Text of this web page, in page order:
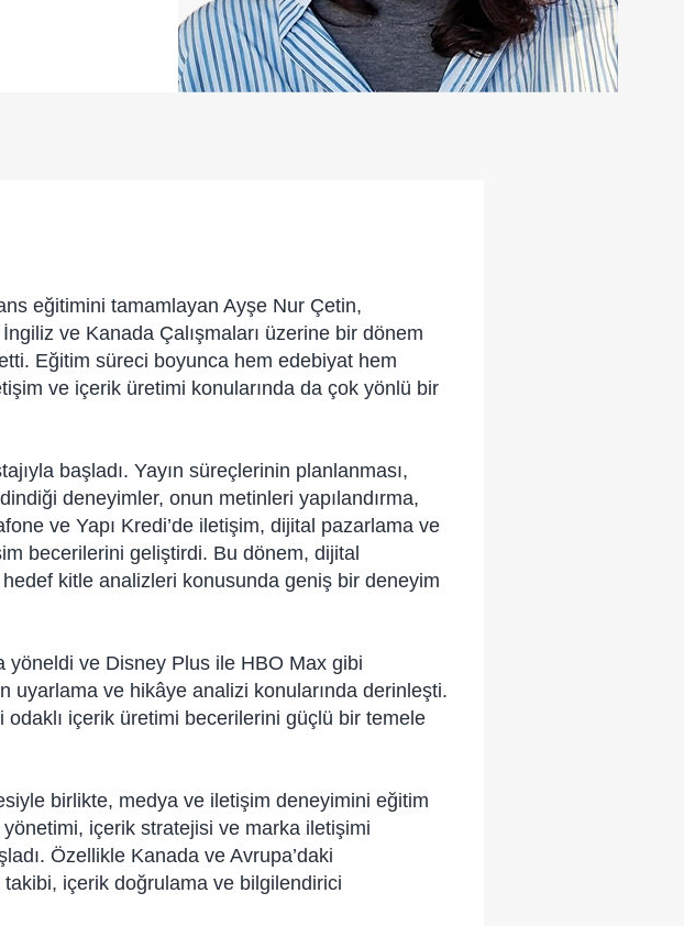
eğitimini tamamlayan Ayşe Nur Çetin,
ve Kanada Çalışmaları üzerine bir dönem
Eğitim süreci boyunca hem edebiyat hem
ve içerik üretimi konularında da çok yönlü bir
başladı. Yayın süreçlerinin planlanması,
deneyimler, onun metinleri yapılandırma,
ve Yapı Kredi’de iletişim, dijital pazarlama ve
becerilerini geliştirdi. Bu dönem, dijital
hedef kitle analizleri konusunda geniş bir deneyim
yöneldi ve Disney Plus ile HBO Max gibi
uyarlama ve hikâye analizi konularında derinleşti.
içerik üretimi becerilerini güçlü bir temele
birlikte, medya ve iletişim deneyimini eğitim
içerik stratejisi ve marka iletişimi
Özellikle Kanada ve Avrupa’daki
içerik doğrulama ve bilgilendirici